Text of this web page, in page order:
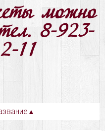
можно
8-923-
11
▲